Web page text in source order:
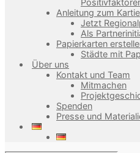
Anleitung zum
Jetzt
Als
Papierkarten
Städte mit
Über uns
Kontakt und Team
Mitmachen
Spenden
Presse und